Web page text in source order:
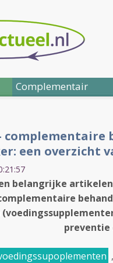
Complementair
complementaire
een overzicht
belangrijke
preventie
,